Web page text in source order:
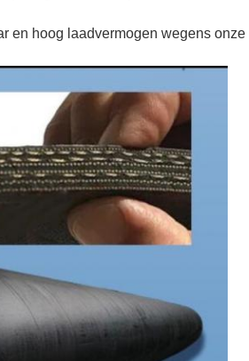
en hoog laadvermogen wegens